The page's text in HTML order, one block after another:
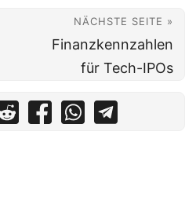
NÄCHSTE SEITE »
Finanzkennzahlen
für Tech-IPOs